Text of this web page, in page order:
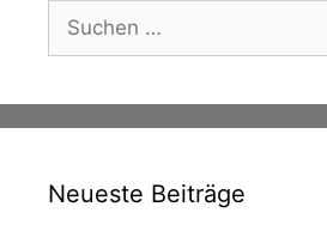
Suche
nach:
Neueste Beiträge